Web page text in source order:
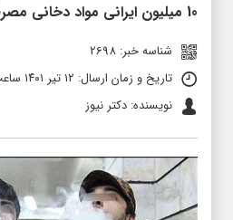
10 میلیون ایرانی مواد دخانی مصرف می‌کنند
شناسه خبر: 2698
تاریخ و زمان ارسال: ۱۲ تیر ۱۴۰۱ ساعت ۰۸:۴۸
نویسنده: دکتر نیوز